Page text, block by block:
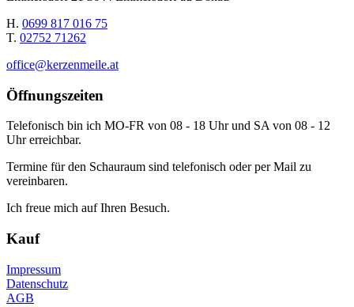
H. 0699 817 016 75
T. 02752 71262
office@kerzenmeile.at
Öffnungszeiten
Telefonisch bin ich MO-FR von 08 - 18 Uhr und SA von 08 - 12
Uhr erreichbar.
Termine für den Schauraum sind telefonisch oder per Mail zu
vereinbaren.
Ich freue mich auf Ihren Besuch.
Kauf
Impressum
Datenschutz
AGB